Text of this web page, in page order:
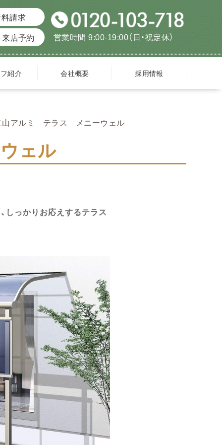
請求
来店予約
営業時間 9:00-19:00（日・祝定休）
紹介 会社概要 採用情報
山アルミ テラス メニーウェル
ェル
しっかりお応えするテラス